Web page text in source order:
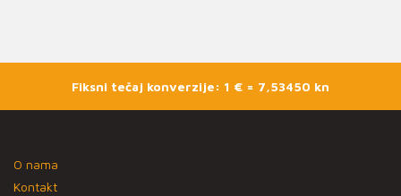
Fiksni tečaj konverzije: 1 € = 7,53450 kn
O nama
Kontakt